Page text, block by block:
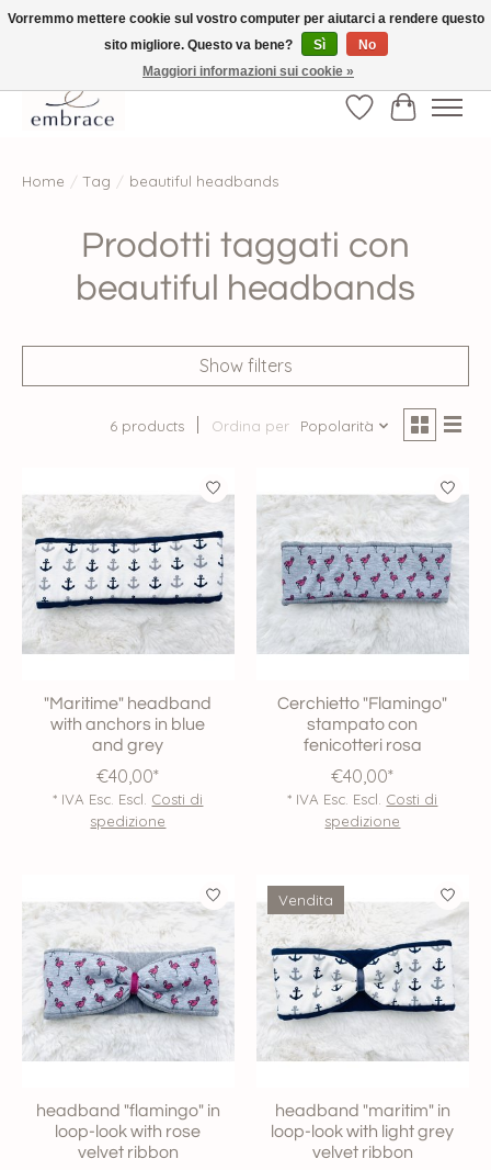
√ Versandkostenfrei ab € 40-, √ Made with Love and Happiness √Exklusiv und
nur hier im Onlineshop √high-quality & long-lasting fashion
Lista deiCarrello
Home / Tag / beautiful headbands
Prodotti taggati con
beautiful headbands
Show filters
6 products Ordina per Popolarità
"Maritime" headband
with anchors in blue
and grey
€40,00*
* IVA Esc. Escl. Costi di
spedizione
Cerchietto "Flamingo"
stampato con
fenicotteri rosa
€40,00*
* IVA Esc. Escl. Costi di
spedizione
headband "flamingo" in
loop-look with rose
velvet ribbon
Vendita
headband "maritim" in
loop-look with light grey
velvet ribbon
Vorremmo mettere cookie sul vostro computer per aiutarci a rendere questo
sito migliore. Questo va bene?
Sì
No
Maggiori informazioni sui cookie »